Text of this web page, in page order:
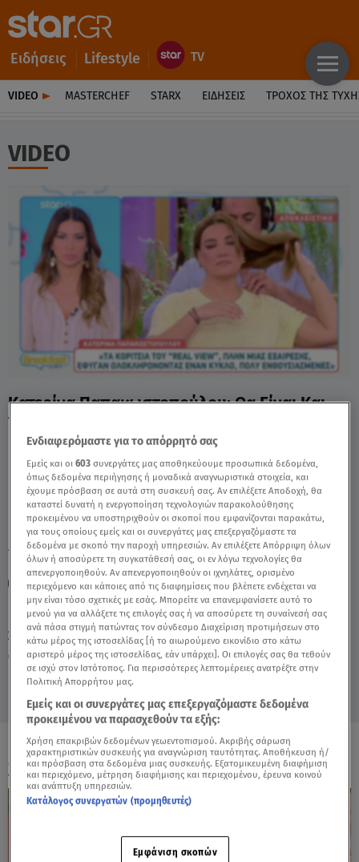
Ειδήσεις Lifestyle
VIDEO MASTERCHEF STARX ΕΙΔΉΣΕΙΣ ΤΡΟΧΌΣ ΤΗΣ
VIDEO
Σάββατο 8 Αυγούστου 2026
04.06.26, 10:24 MEDIA
Κατερίνα Παπακωστοπούλου: Θα Είναι Και
Του Χρόνου Στο OPEN; - Video
TAGS: ΚΑΤΕΡΙΝΑ ΠΑΠΑΚΩΣΤΟΠΟΥΛΟΥ BREAKFAST@STAR
OPEN
ΟΛΑ ΤΑ ΒΙΝΤΕΟ
Ενδιαφερόμαστε για το απόρρητό σας
Εμείς και οι603 συνεργάτες μας αποθηκεύουμε προσωπικά δεδομένα,
όπως δεδομένα περιήγησης ή μοναδικά αναγνωριστικά στοιχεία, και
έχουμε πρόσβαση σε αυτά στη συσκευή σας. Αν επιλέξετε Αποδοχή, θα
καταστεί δυνατή η ενεργοποίηση τεχνολογιών παρακολούθησης
προκειμένου να υποστηριχθούν οι σκοποί που εμφανίζονται παρακάτω,
για τους οποίους εμείς και οι συνεργάτες μας επεξεργαζόμαστε τα
δεδομένα με σκοπό την παροχή υπηρεσιών. Αν επιλέξετε Απόρριψη όλων
όλων ή αποσύρετε τη συγκατάθεσή σας, οι εν λόγω τεχνολογίες θα
απενεργοποιηθούν. Αν απενεργοποιηθούν οι ιχνηλάτες, ορισμένο
περιεχόμενο και κάποιες από τις διαφημίσεις που βλέπετε ενδέχεται να
μην είναι τόσο σχετικές με εσάς. Μπορείτε να επανεμφανίσετε αυτό το
μενού για να αλλάξετε τις επιλογές σας ή να αποσύρετε τη συναίνεσή σας
ανά πάσα στιγμή πατώντας τον σύνδεσμο Διαχείριση προτιμήσεων στο
κάτω μέρος της ιστοσελίδας [ή το αιωρούμενο εικονίδιο στο κάτω
αριστερό μέρος της ιστοσελίδας, εάν υπάρχει]. Οι επιλογές σας θα τεθούν
σε ισχύ στον Ιστότοπος. Για περισσότερες λεπτομέρειες ανατρέξτε στην
Πολιτική Απορρήτου μας.
Εμείς και οι συνεργάτες μας επεξεργαζόμαστε δεδομένα
προκειμένου να παρασχεθούν τα εξής:
Χρήση επακριβών δεδομένων γεωεντοπισμού. Ακριβής σάρωση
χαρακτηριστικών συσκευής για αναγνώριση ταυτότητας. Αποθήκευση ή/
και πρόσβαση στα δεδομένα μιας συσκευής. Εξατομικευμένη διαφήμιση
και περιεχόμενο, μέτρηση διαφήμισης και περιεχομένου, έρευνα κοινού
και ανάπτυξη υπηρεσιών.
Κατάλογος συνεργατών (προμηθευτές)
Εμφάνιση σκοπών